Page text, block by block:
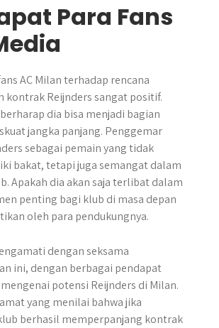
Para Fans
AC Milan terhadap rencana
kontrak Reijnders sangat positif.
dia bisa menjadi bagian
jangka panjang. Penggemar
sebagai pemain yang tidak
bakat, tetapi juga semangat dalam
Apakah dia akan saja terlibat dalam
penting bagi klub di masa depan
oleh para pendukungnya.
dengan seksama
ini, dengan berbagai pendapat
potensi Reijnders di Milan.
yang menilai bahwa jika
berhasil memperpanjang kontrak